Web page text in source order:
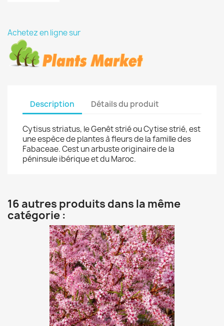
Achetez en ligne sur
Description Détails du produit
Cytisus striatus, le Genêt strié ou Cytise strié, est
une espèce de plantes à fleurs de la famille des
Fabaceae. Cest un arbuste originaire de la
péninsule ibérique et du Maroc.
16 autres produits dans la même
catégorie :